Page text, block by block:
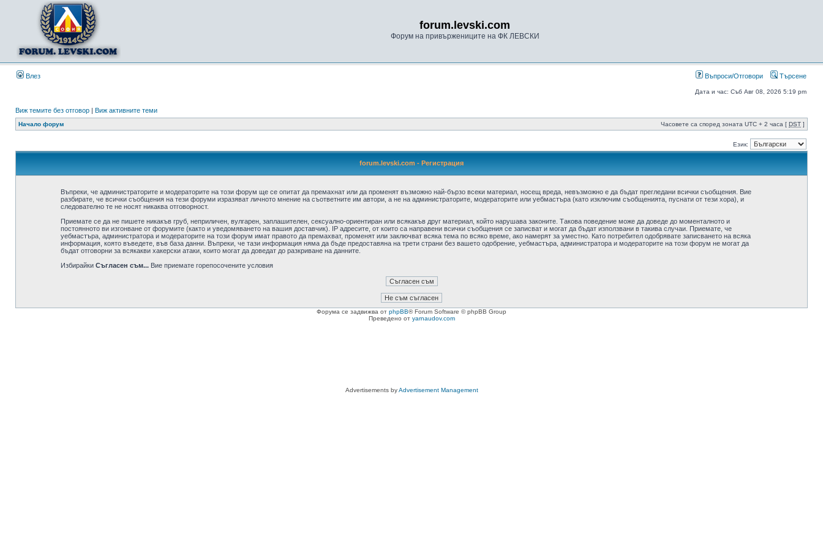
forum.levski.com
Форум на привържениците на ФК ЛЕВСКИ
Влез Въпроси/Отговори Търсене
Дата и час: Съб Авг 08, 2026 5:19 pm
Виж темите без отговор | Виж активните теми
Начало форум Часовете са според зоната UTC + 2 часа [ DST ]
Език:
forum.levski.com - Регистрация
Въпреки, че администраторите и модераторите на този форум ще се опитат да премахнат или да променят възможно най-бързо всеки материал, носещ вреда, невъзможно е да бъдат прегледани всички съобщения. Вие
разбирате, че всички съобщения на тези форуми изразяват личното мнение на съответните им автори, а не на администраторите, модераторите или уебмастъра (като изключим съобщенията, пуснати от тези хора), и
следователно те не носят никаква отговорност.
Приемате се да не пишете никакъв груб, неприличен, вулгарен, заплашителен, сексуално-ориентиран или всякакъв друг материал, който нарушава законите. Такова поведение може да доведе до моменталното и
постоянното ви изгонване от форумите (както и уведомяването на вашия доставчик). IP адресите, от които са направени всички съобщения се записват и могат да бъдат използвани в такива случаи. Приемате, че
уебмастъра, администратора и модераторите на този форум имат правото да премахват, променят или заключват всяка тема по всяко време, ако намерят за уместно. Като потребител одобрявате записването на всяка
информация, която въведете, във база данни. Въпреки, че тази информация няма да бъде предоставяна на трети страни без вашето одобрение, уебмастъра, администратора и модераторите на този форум не могат да
бъдат отговорни за всякакви хакерски атаки, които могат да доведат до разкриване на данните.
Избирайки Съгласен съм...Вие приемате горепосочените условия
Форума се задвижва от phpBB® Forum Software © phpBB Group
Преведено от yarnaudov.com
Advertisements byAdvertisement Management